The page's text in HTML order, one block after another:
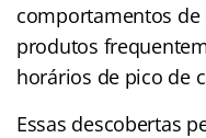
comportamentos
produtos
horários de pico de
Essas descobertas